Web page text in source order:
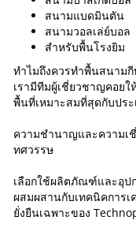
สนามแบดมินตัน
สนามวอลเล่ย์บอล
สำหรับพื้นโรงยิม
ทำไมถึงควรทำพื้นสนาม
เรามีทีมผู้เชี่ยวชาญคอย
พื้นที่เหมาะสมที่สุดกับประ
ความชำนาญและความเ
ทศวรรษ
เลือกใช้ผลิตภัณฑ์และอุป
ผสมผสานกับเทคนิคการ
ยั่งยืนเฉพาะของ